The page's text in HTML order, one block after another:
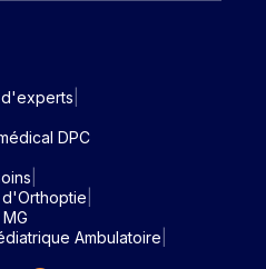
d'experts
DPC
d'Orthoptie
Ambulatoire